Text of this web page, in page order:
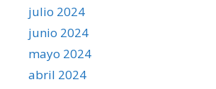
julio 2024
junio 2024
mayo 2024
abril 2024